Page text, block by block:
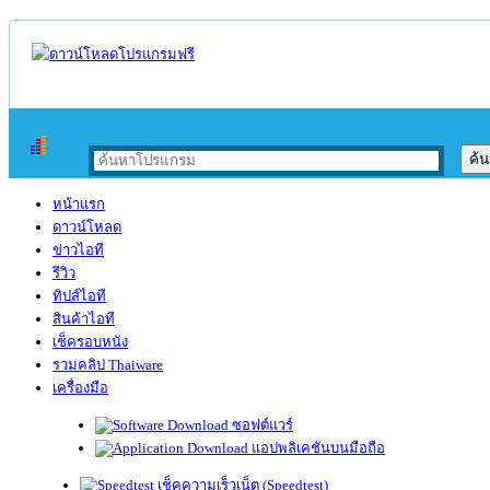
หน้าแรก
ดาวน์โหลด
ข่าวไอที
รีวิว
ทิปส์ไอที
สินค้าไอที
เช็ครอบหนัง
รวมคลิป Thaiware
เครื่องมือ
ซอฟต์แวร์
แอปพลิเคชันบนมือถือ
เช็คความเร็วเน็ต (Speedtest)